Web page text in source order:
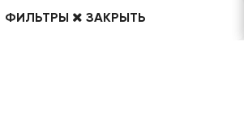
ФИЛЬТРЫ ЗАКРЫТЬ